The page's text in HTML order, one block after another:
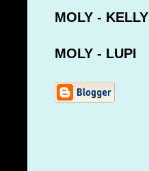
MOLY - KELLY
MOLY - LUPI